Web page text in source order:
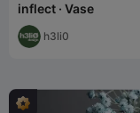
inflect · Vase
h3li0